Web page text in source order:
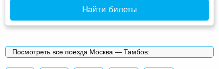
Найти билеты
Посмотреть все поезда Москва — Тамбов: